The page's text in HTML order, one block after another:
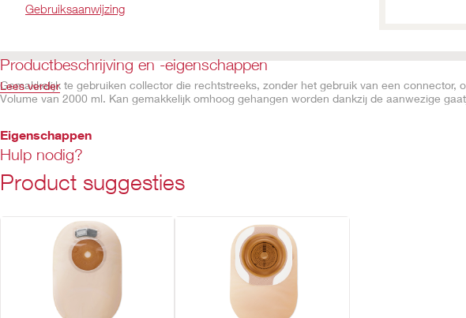
Gebruiksaanwijzing
Productbeschrijving en -eigenschappen
Gemakkelijk te gebruiken collector die rechtstreeks, zonder het gebruik van een connector,
Volume van 2000 ml. Kan gemakkelijk omhoog gehangen worden dankzij de aanwezige
Eigenschappen
De slang van 152,4 cm geeft meer vrijheid met betrekking tot het plaatsen van de zak en
Gegolfde slang met een binnendiameter van 15mm, met een minimale opening van 12mm
Inhoud ± 2 liter
Lees verder
Hulp nodig?
Product suggesties